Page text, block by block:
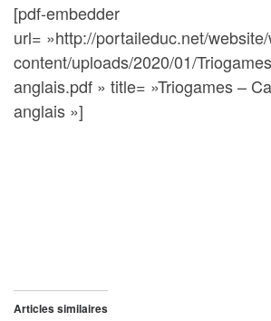
[pdf-embedder
url= »http://portaileduc.net/
content/uploads/2020/01/
anglais.pdf » title= »Triogames –
anglais »]
Articles similaires